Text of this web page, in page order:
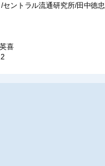
ントラル流通研究所/田中徳忠
喜